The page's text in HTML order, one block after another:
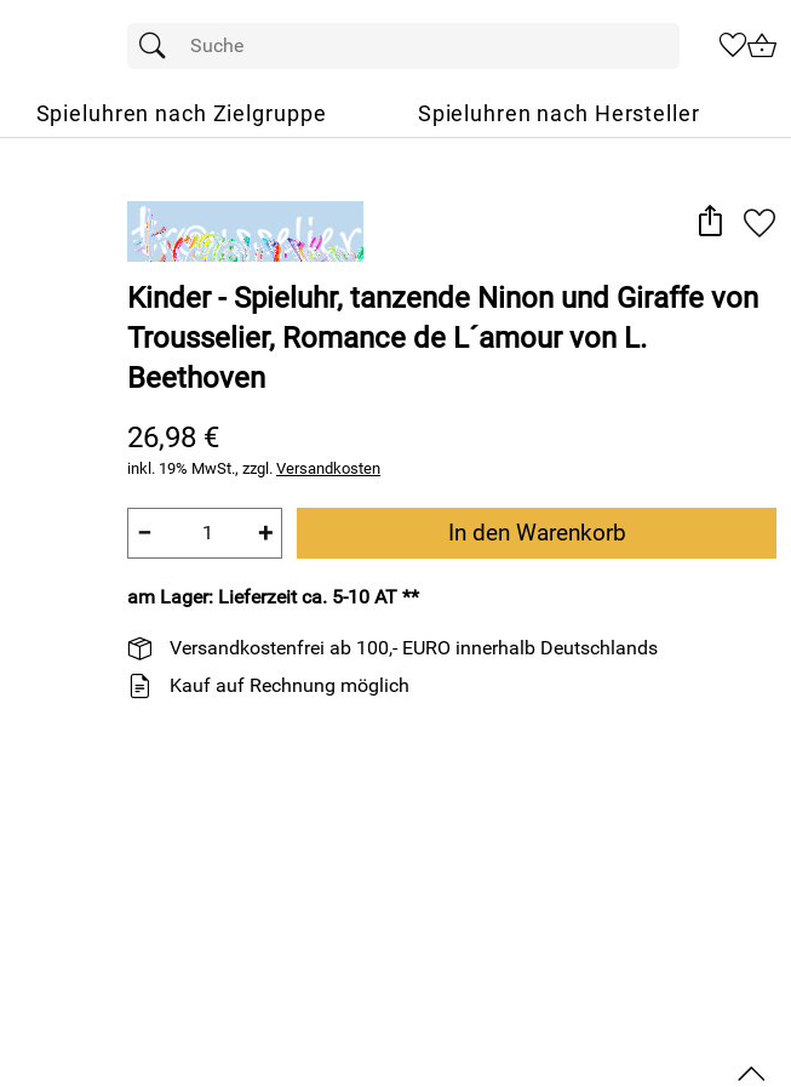
Spieluhren nach Zielgruppe Spieluhren nach Hersteller
Kinder - Spieluhr, tanzende Ninon und Giraffe von
Trousselier, Romance de L´amour von L.
Beethoven
26,98 €
inkl. 19% MwSt., zzgl. Versandkosten
− + In den Warenkorb
am Lager: Lieferzeit ca. 5-10 AT **
Versandkostenfrei ab 100,- EURO innerhalb Deutschlands
Kauf auf Rechnung möglich